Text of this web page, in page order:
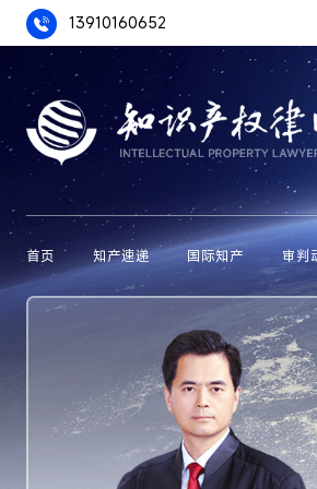
13910160652
首页 知产速递 国际知产 审判